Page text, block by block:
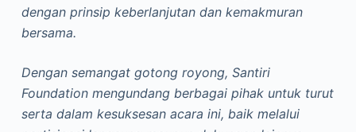
dengan prinsip keberlanjutan dan kemakmuran
bersama.
Dengan semangat gotong royong, Santiri
Foundation mengundang berbagai pihak untuk turut
serta dalam kesuksesan acara ini, baik melalui